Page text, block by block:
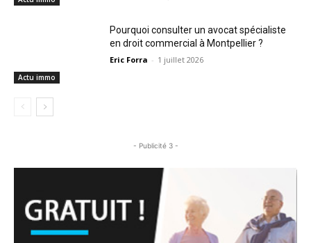
Actu immo
Pourquoi consulter un avocat spécialiste
en droit commercial à Montpellier ?
Eric Forra - 1 juillet 2026
- Publicité 3 -